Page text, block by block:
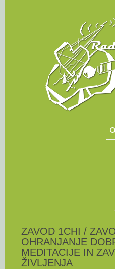
ZAVOD 1CHI /
OHRANJANJE
MEDITACIJE IN
ŽIVLJENJA